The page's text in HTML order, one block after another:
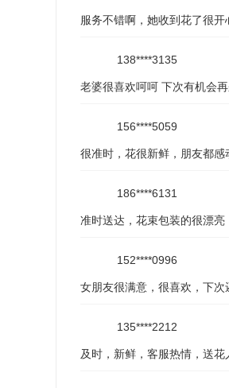
服务不错啊，她收到花了很
138****3135
老婆很喜欢呵呵 下次有机会
156****5059
很准时，花很新鲜，朋友都
186****6131
准时送达，花束包装的很漂亮
152****0996
女朋友很满意，很喜欢，下次
135****2212
及时，新鲜，客服热情，送